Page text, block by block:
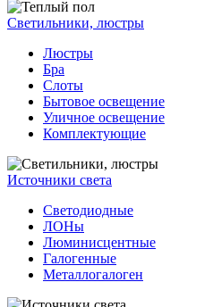
Светильники, люстры
Люстры
Бра
Слоты
Бытовое освещение
Уличное освещение
Комплектующие
Источники света
Светодиодные
ЛОНы
Люминисцентные
Галогенные
Металлогалоген